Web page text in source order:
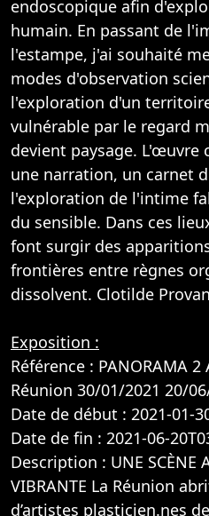
endoscopique afin
humain. En passant de
l'estampe, j'ai souhaité
modes d'observation
l'exploration d'un
vulnérable par le regard
devient paysage. L'œuvre
une narration, un carnet
l'exploration de l'intime
du sensible. Dans ces
font surgir des
frontières entre règnes
dissolvent. Clotilde
Exposition :
Référence : PANORAMA
Réunion 30/01/2021 20/
Date de début : 2021-01-
Date de fin : 2021-06-
Description : UNE SCÈNE
VIBRANTE La Réunion
d’artistes plasticien.nes